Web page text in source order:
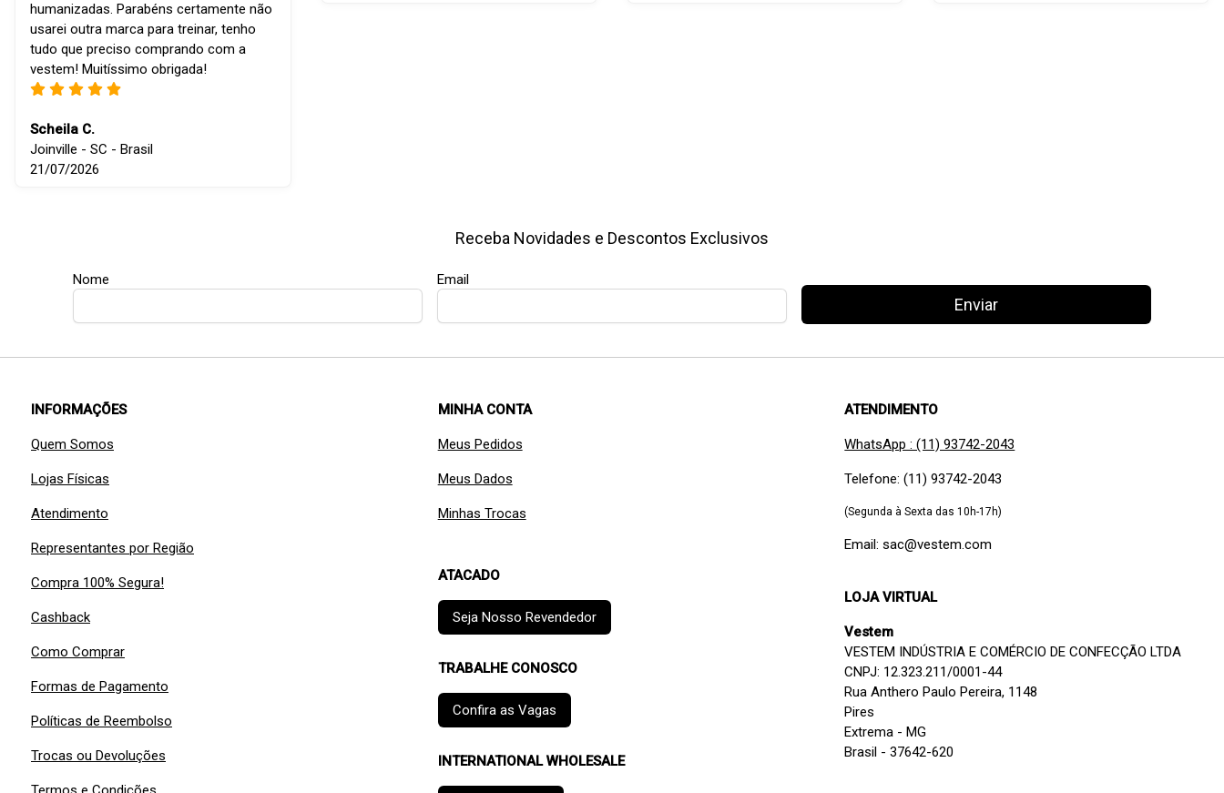
humanizadas. Parabéns certamente não
usarei outra marca para treinar, tenho
tudo que preciso comprando com a
vestem! Muitíssimo obrigada!
Scheila C.
Joinville - SC - Brasil
21/07/2026
Receba Novidades e Descontos Exclusivos
Nome Email
Enviar
INFORMAÇÕES
Quem Somos
Lojas Físicas
Atendimento
Representantes por Região
Compra 100% Segura!
Cashback
Como Comprar
Formas de Pagamento
Políticas de Reembolso
Trocas ou Devoluções
MINHA CONTA
Meus Pedidos
Meus Dados
Minhas Trocas
ATACADO
Seja Nosso Revendedor
TRABALHE CONOSCO
Confira as Vagas
INTERNATIONAL WHOLESALE
ATENDIMENTO
WhatsApp : (11) 93742-2043
Telefone: (11) 93742-2043
(Segunda à Sexta das 10h-17h)
Email: sac@vestem.com
LOJA VIRTUAL
Vestem
VESTEM INDÚSTRIA E COMÉRCIO DE CONFECÇÃO LTDA
CNPJ: 12.323.211/0001-44
Rua Anthero Paulo Pereira, 1148
Pires
Extrema - MG
Brasil - 37642-620